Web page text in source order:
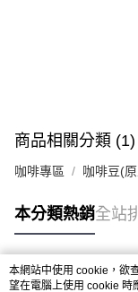
１．透過由恩沛科技股
任。
４．使用「AFTEE先享
時審查核予不同之上限
恩沛科技股份有限公司
離島客戶-中華郵政
每筆NT$120，滿
商品相關分類 (1)
咖啡專區 咖啡豆(
本分類熱銷全站
熱門標籤
本網站中使用 cookie，欲
望在電腦上使用 cookie 時